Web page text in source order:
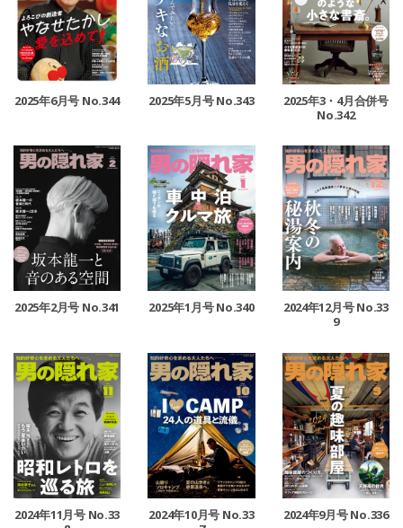
2025年6月号 No.344 2025年5月号 No.343
2025年3・4月合併号
No.342
2025年2月号 No.341 2025年1月号 No.340
2024年12月号 No.33
9
2024年11月号 No.33
2024年10月号 No.33
2024年9月号 No.336